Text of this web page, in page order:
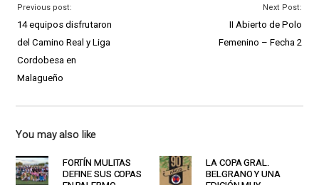
Previous post:
14 equipos disfrutaron
del Camino Real y Liga
Cordobesa en
Malagueño
Next Post:
II Abierto de Polo
Femenino – Fecha 2
You may also like
FORTÍN MULITAS
DEFINE SUS COPAS
LA COPA GRAL.
BELGRANO Y UNA